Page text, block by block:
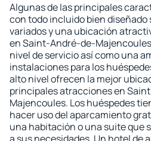
Algunas de las principales
con todo incluido bien diseñado
variados y una ubicación
en Saint-André-de-
nivel de servicio así como una
instalaciones para los
alto nivel ofrecen la mejor
principales atracciones en
Majencoules. Los huéspedes
hacer uso del aparcamiento
una habitación o una suite que